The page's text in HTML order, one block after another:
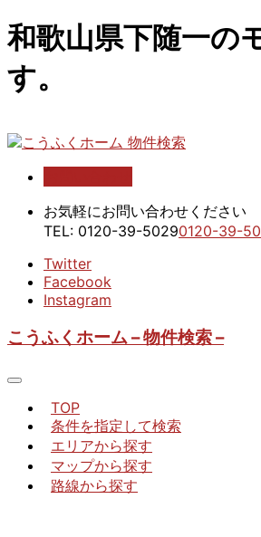
和歌山県下随一の
す。
こうふくホーム 物
お気軽にお問い合わせください
TEL: 0120-39-50290120-39-
Twitter
Facebook
Instagram
こうふくホーム – 物件検索 –
TOP
条件を指定して検索
エリアから探す
マップから探す
路線から探す